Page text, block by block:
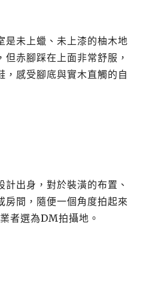
是未上蠟、未上漆的柚木地
赤腳踩在上面非常舒服，
，感受腳底與實木直觸的自
出身，對於裝潢的布置、
房間，隨便一個角度拍起來
者選為DM拍攝地。